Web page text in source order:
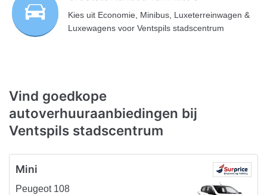
Kies uit Economie, Minibus, Luxeterreinwagen &
Luxewagens voor Ventspils stadscentrum
Vind goedkope
autoverhuuraanbiedingen bij
Ventspils stadscentrum
Mini
Peugeot 108